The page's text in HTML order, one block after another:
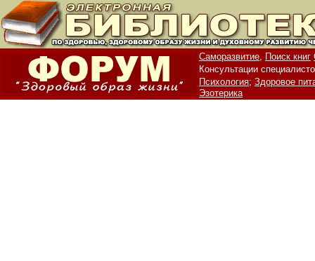
Саморазвитие, Поиск книг
Консультации
Психология; Здоровое
Эзотерика